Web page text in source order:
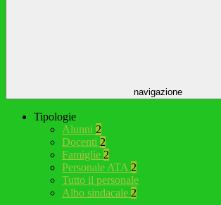
navigazione
Tipologie
Alunni 2
Docenti 2
Famiglie 2
Personale ATA 2
Tutto il personale
Albo sindacale 2